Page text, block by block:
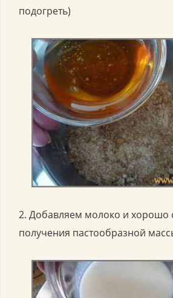
подогреть)
2. Добавляем молоко и хорошо
получения пастообразной